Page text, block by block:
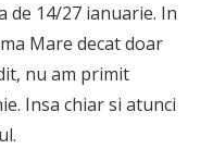
de 14/27 ianuarie. In
Mare decat doar
nu am primit
Insa chiar si atunci